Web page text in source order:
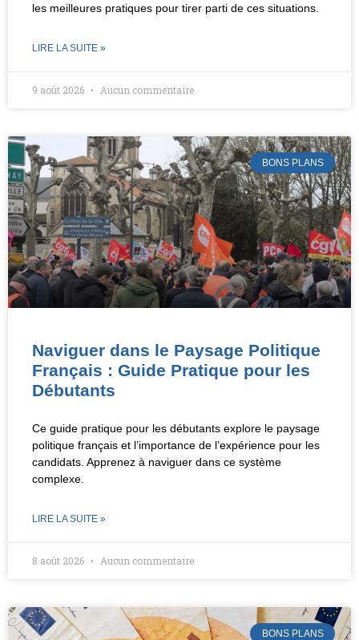
les meilleures pratiques pour tirer parti de ces situations.
LIRE LA SUITE »
9 août 2026 Aucun commentaire
BONS PLANS
Naviguer dans le Paysage Politique
Français : Guide Pratique pour les
Débutants
Ce guide pratique pour les débutants explore le paysage
politique français et l’importance de l’expérience pour les
candidats. Apprenez à naviguer dans ce système
complexe.
LIRE LA SUITE »
8 août 2026 Aucun commentaire
BONS PLANS